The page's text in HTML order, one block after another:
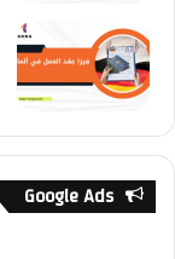
Google Ads